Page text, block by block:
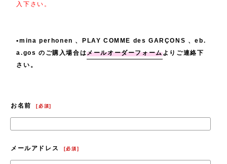
入下さい。
▪️mina perhonen 、PLAY COMME des GARÇONS 、eb.
a.gos のご購入場合はメールオーダーフォームよりご連絡下
さい。
お名前 [必須]
メールアドレス [必須 ]